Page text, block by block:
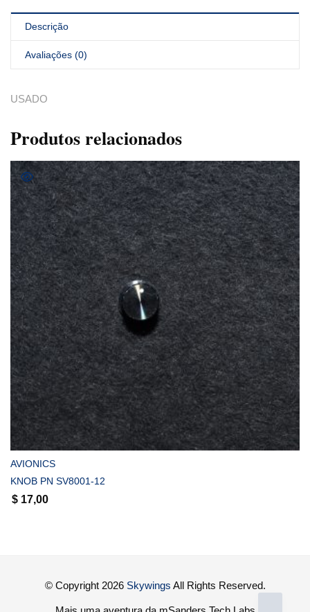
Descrição
Avaliações (0)
USADO
Produtos relacionados
COMPRAR
AVIONICS
KNOB PN SV8001-12
$ 17,00
© Copyright 2026 Skywings All Rights Reserved.